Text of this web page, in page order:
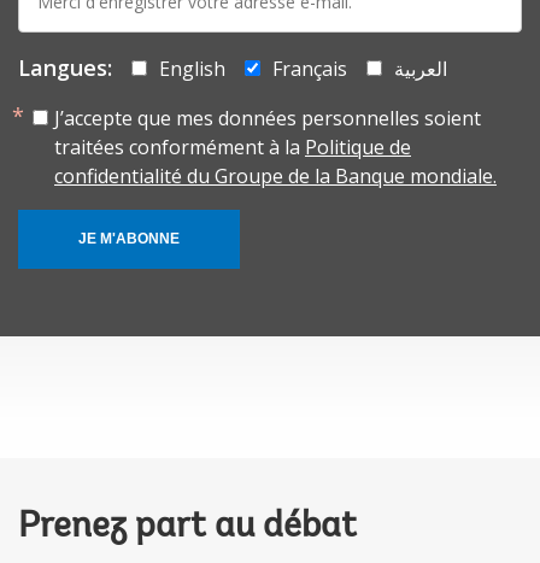
mail:
Langues: English Français
العربية
J’accepte que mes données personnelles soient
traitées conformément à la Politique de
confidentialité du Groupe de la Banque mondiale.
JE M'ABONNE
Prenez part au débat